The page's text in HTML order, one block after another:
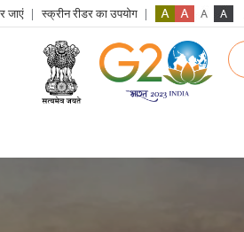
जाएं स्क्रीन रीडर का उपयोग
login
menu